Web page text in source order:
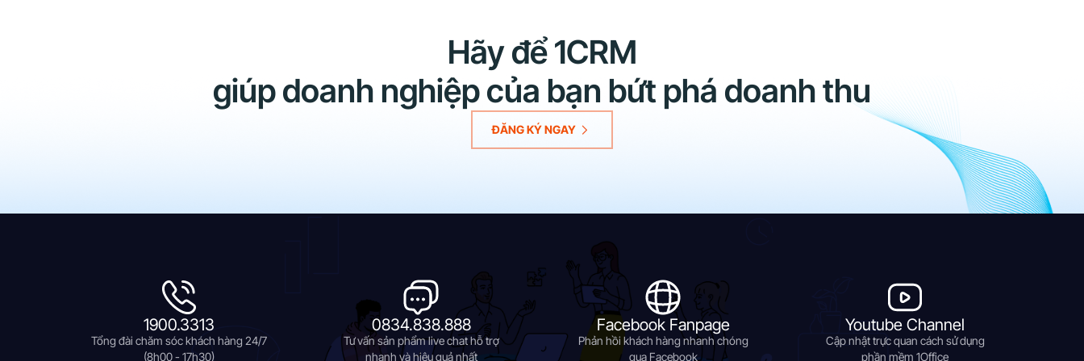
Hãy để 1CRM
giúp doanh nghiệp của bạn bứt phá doanh thu
ĐĂNG KÝ NGAY
1900.3313
Tổng đài chăm sóc khách hàng 24/7
(8h00 - 17h30)
0834.838.888
Tư vấn sản phẩm live chat hỗ trợ
nhanh và hiệu quả nhất
Facebook Fanpage
Phản hồi khách hàng nhanh chóng
qua Facebook
Youtube Channel
Cập nhật trực quan cách sử dụng
phần mềm 1Office